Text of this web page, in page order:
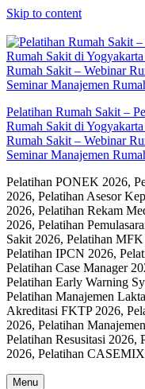
Skip to content
Pelatihan Rumah Sakit –
Rumah Sakit di
Rumah Sakit – Webinar
Seminar Manajemen
Pelatihan PONEK 2026,
2026, Pelatihan Asesor
2026, Pelatihan Rekam
2026, Pelatihan
Sakit 2026, Pelatihan
Pelatihan IPCN 2026,
Pelatihan Case Manager
Pelatihan Early Warning
Pelatihan Manajemen
Akreditasi FKTP 2026,
2026, Pelatihan
Pelatihan Resusitasi 2026,
2026, Pelatihan
Menu